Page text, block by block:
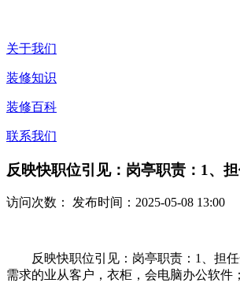
关于我们
装修知识
装修百科
联系我们
反映快职位引见：岗亭职责：1、
访问次数： 发布时间：2025-05-08 13:00
反映快职位引见：岗亭职责：1、担任
需求的业从客户，衣柜，会电脑办公软件